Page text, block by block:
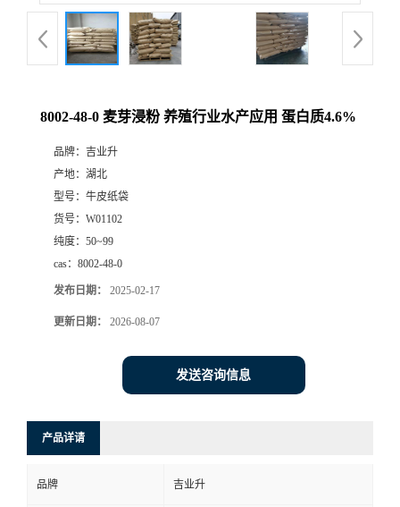
8002-48-0 麦芽浸粉 养殖行业水产应用 蛋白质4.6%
品牌： 吉业升
产地： 湖北
型号： 牛皮纸袋
货号： W01102
纯度： 50~99
cas： 8002-48-0
发布日期： 2025-02-17
更新日期： 2026-08-07
发送咨询信息
产品详请
品牌 吉业升